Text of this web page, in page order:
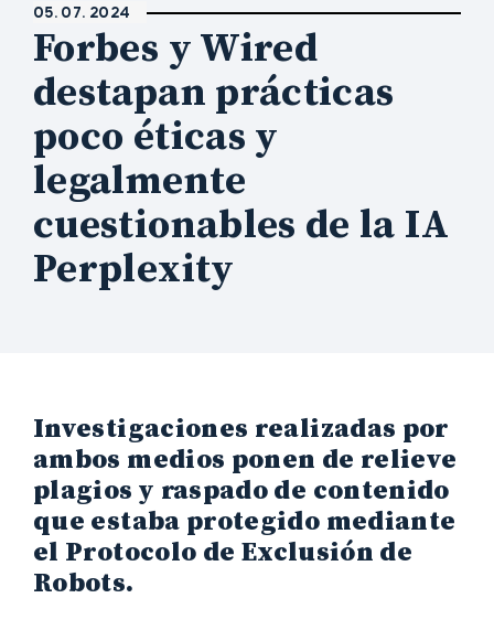
05. 07. 2024
Forbes y Wired
destapan prácticas
poco éticas y
legalmente
cuestionables de la IA
Perplexity
Investigaciones realizadas por
ambos medios ponen de relieve
plagios y raspado de contenido
que estaba protegido mediante
el Protocolo de Exclusión de
Robots.